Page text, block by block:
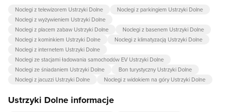
Noclegi z telewizorem Ustrzyki Dolne
Noclegi z parkingiem Ustrzyki Dolne
Noclegi z wyżywieniem Ustrzyki Dolne
Noclegi z placem zabaw Ustrzyki Dolne
Noclegi z basenem Ustrzyki Dolne
Noclegi z kominkiem Ustrzyki Dolne
Noclegi z klimatyzacją Ustrzyki Dolne
Noclegi z internetem Ustrzyki Dolne
Noclegi ze stacjami ładowania samochodów EV Ustrzyki Dolne
Noclegi ze śniadaniem Ustrzyki Dolne
Bon turystyczny Ustrzyki Dolne
Noclegi z jacuzzi Ustrzyki Dolne
Noclegi z widokiem na góry Ustrzyki Dolne
Ustrzyki Dolne informacje